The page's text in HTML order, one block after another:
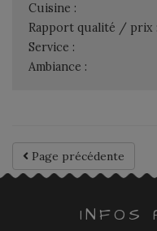
Cuisine :
Rapport qualité / prix :
Service :
Ambiance :
Page précédente
INFOS